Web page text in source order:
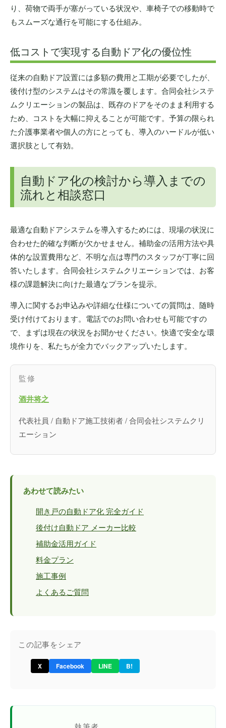
り、荷物で両手が塞がっている状況や、車椅子での移動時で
もスムーズな通行を可能にする仕組み。
低コストで実現する自動ドア化の優位性
従来の自動ドア設置には多額の費用と工期が必要でしたが、
後付け型のシステムはその常識を覆します。合同会社システ
ムクリエーションの製品は、既存のドアをそのまま利用する
ため、コストを大幅に抑えることが可能です。予算の限られ
た介護事業者や個人の方にとっても、導入のハードルが低い
選択肢として有効。
自動ドア化の検討から導入までの
流れと相談窓口
最適な自動ドアシステムを導入するためには、現場の状況に
合わせた的確な判断が欠かせません。補助金の活用方法や具
体的な設置費用など、不明な点は専門のスタッフが丁寧に回
答いたします。合同会社システムクリエーションでは、お客
様の課題解決に向けた最適なプランを提示。
導入に関するお申込みや詳細な仕様についての質問は、随時
受け付けております。電話でのお問い合わせも可能ですの
で、まずは現在の状況をお聞かせください。快適で安全な環
境作りを、私たちが全力でバックアップいたします。
監修
酒井将之
代表社員 / 自動ドア施工技術者 / 合同会社システムクリ
エーション
あわせて読みたい
開き戸の自動ドア化 完全ガイド
後付け自動ドア メーカー比較
補助金活用ガイド
料金プラン
施工事例
よくあるご質問
この記事をシェア
X Facebook LINE B!